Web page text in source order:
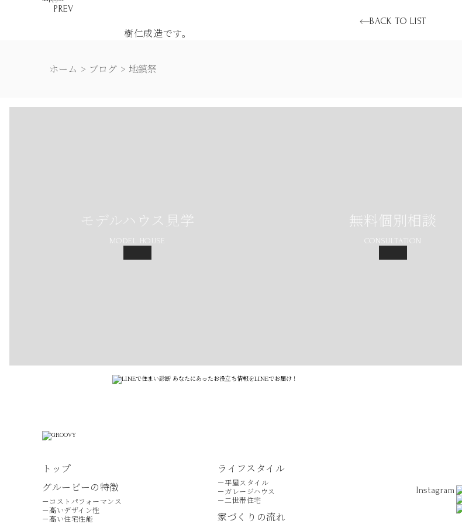
PREV
樹仁成造です。
BACK TO LIST
ホーム ブログ 地鎮祭
モデルハウス見学
MODEL HOUSE
無料個別相談
CONSULTATION
トップ
グルービーの特徴
－コストパフォーマンス
－高いデザイン性
－高い住宅性能
ライフスタイル
－平屋スタイル
－ガレージハウス
－二世帯住宅
家づくりの流れ
Instagram